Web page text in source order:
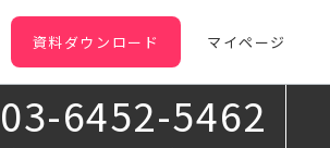
資料ダウンロード マイページ
お気軽に相談ください
03-6452-5462